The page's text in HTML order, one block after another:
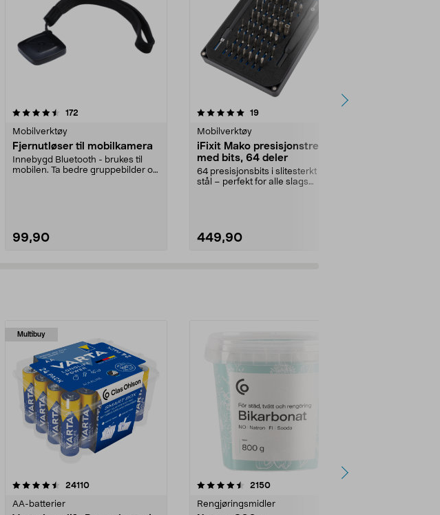
172
Mobilverktøy
Fjernutløser til mobilkamera
Innebygd Bluetooth - brukes til
mobilen. Ta bedre gruppebilder og
99,90
5.0 av 5 stjerner 19anmeldelser
Mobilverktøy
iFixit Mako presisjonstrekker
med bits, 64 deler
64 presisjonsbits i slitesterkt S2-
stål – perfekt for alle slags
449,90
4.5 av 5 stjerner
Multibuy
24110anmeldelser
AA-batterier
4.5av 5 stjerner 2150anmeldelser
Rengjøringsmidler
4.0av 5 stjerner